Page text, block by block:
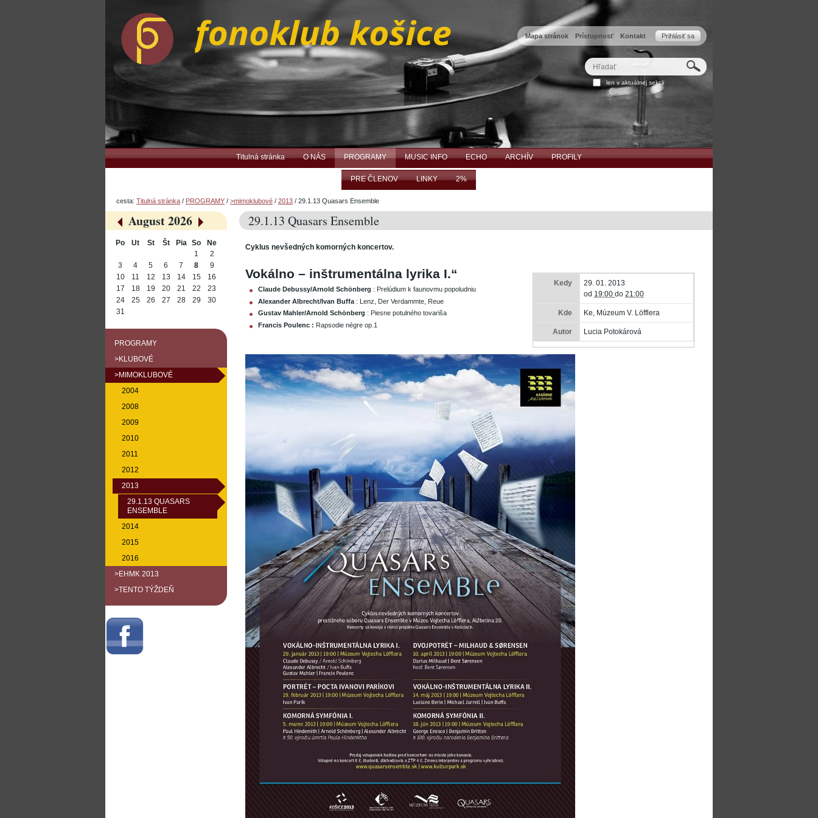
obsah.
navigáciu
Prihlásiť sa
Mapa stránok Prístupnosť Kontakt
Hľadať
len v aktuálnej sekcii
Rozšírené
vyhľadávanie...
Titulná stránka O NÁS PROGRAMY MUSIC INFO ECHO ARCHÍV PROFILY
PRE ČLENOV LINKY 2%
cesta: Titulná stránka / PROGRAMY / >mimoklubové / 2013 / 29.1.13 Quasars Ensemble
29.1.13 Quasars Ensemble
Cyklus nevšedných komorných koncertov.
Kedy
29. 01. 2013
od 19:00 do 21:00
Kde Ke, Múzeum V. Löfflera
Autor Lucia Potokárová
Vokálno – inštrumentálna lyrika I.“
Claude Debussy/Arnold Schönberg : Prelúdium k faunovmu popoludniu
Alexander Albrecht/Ivan Buffa : Lenz, Der Verdammte, Reue
Gustav Mahler/Arnold Schönberg : Piesne potulného tovariša
Francis Poulenc : Rapsodie négre op.1
«
August 2026
»
Po Ut St Št Pia So
Ne
1
2
3
4 5 6 7 8
9
10
11 12 13 14 15
16
17
18 19 20 21 22
23
24
25 26 27 28 29
30
31
PROGRAMY
>KLUBOVÉ
>MIMOKLUBOVÉ
2004
2008
2009
2010
2011
2012
2013
29.1.13 QUASARS
ENSEMBLE
2014
2015
2016
>EHMK 2013
>TENTO TÝŽDEŇ